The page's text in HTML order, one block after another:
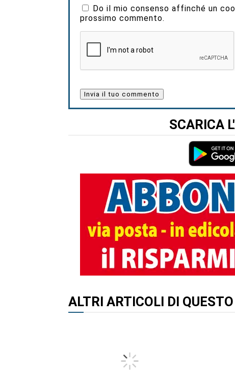
Do il mio consenso affinché un
prossimo commento.
SCARICA
ALTRI ARTICOLI DI